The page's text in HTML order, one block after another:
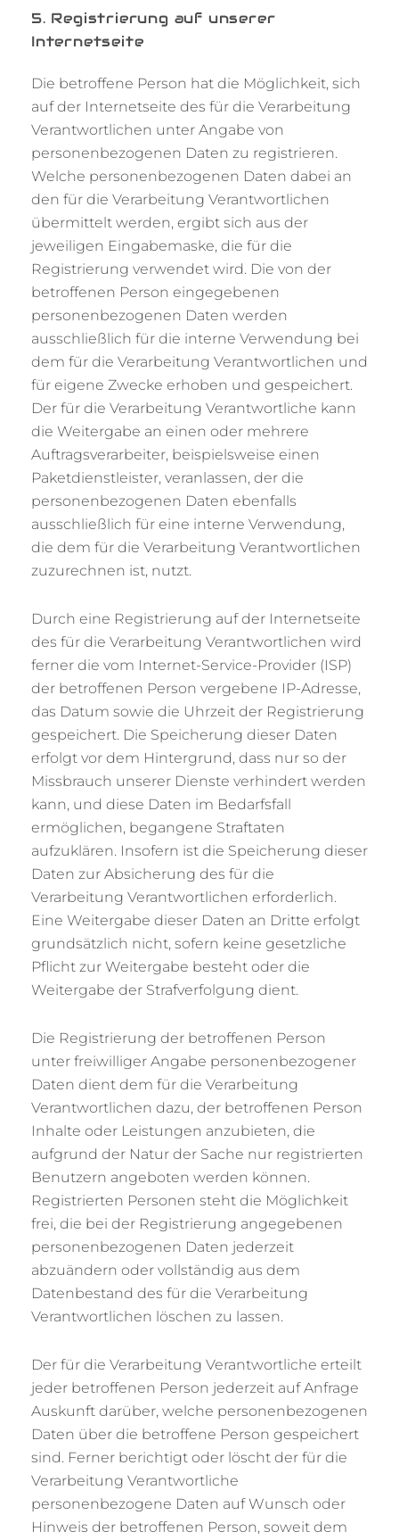
5. Registrierung auf unserer
Internetseite
Die betroffene Person hat die Möglichkeit, sich
auf der Internetseite des für die Verarbeitung
Verantwortlichen unter Angabe von
personenbezogenen Daten zu registrieren.
Welche personenbezogenen Daten dabei an
den für die Verarbeitung Verantwortlichen
übermittelt werden, ergibt sich aus der
jeweiligen Eingabemaske, die für die
Registrierung verwendet wird. Die von der
betroffenen Person eingegebenen
personenbezogenen Daten werden
ausschließlich für die interne Verwendung bei
dem für die Verarbeitung Verantwortlichen und
für eigene Zwecke erhoben und gespeichert.
Der für die Verarbeitung Verantwortliche kann
die Weitergabe an einen oder mehrere
Auftragsverarbeiter, beispielsweise einen
Paketdienstleister, veranlassen, der die
personenbezogenen Daten ebenfalls
ausschließlich für eine interne Verwendung,
die dem für die Verarbeitung Verantwortlichen
zuzurechnen ist, nutzt.
Durch eine Registrierung auf der Internetseite
des für die Verarbeitung Verantwortlichen wird
ferner die vom Internet-Service-Provider (ISP)
der betroffenen Person vergebene IP-Adresse,
das Datum sowie die Uhrzeit der Registrierung
gespeichert. Die Speicherung dieser Daten
erfolgt vor dem Hintergrund, dass nur so der
Missbrauch unserer Dienste verhindert werden
kann, und diese Daten im Bedarfsfall
ermöglichen, begangene Straftaten
aufzuklären. Insofern ist die Speicherung dieser
Daten zur Absicherung des für die
Verarbeitung Verantwortlichen erforderlich.
Eine Weitergabe dieser Daten an Dritte erfolgt
grundsätzlich nicht, sofern keine gesetzliche
Pflicht zur Weitergabe besteht oder die
Weitergabe der Strafverfolgung dient.
Die Registrierung der betroffenen Person
unter freiwilliger Angabe personenbezogener
Daten dient dem für die Verarbeitung
Verantwortlichen dazu, der betroffenen Person
Inhalte oder Leistungen anzubieten, die
aufgrund der Natur der Sache nur registrierten
Benutzern angeboten werden können.
Registrierten Personen steht die Möglichkeit
frei, die bei der Registrierung angegebenen
personenbezogenen Daten jederzeit
abzuändern oder vollständig aus dem
Datenbestand des für die Verarbeitung
Verantwortlichen löschen zu lassen.
Der für die Verarbeitung Verantwortliche erteilt
jeder betroffenen Person jederzeit auf Anfrage
Auskunft darüber, welche personenbezogenen
Daten über die betroffene Person gespeichert
sind. Ferner berichtigt oder löscht der für die
Verarbeitung Verantwortliche
personenbezogene Daten auf Wunsch oder
Hinweis der betroffenen Person, soweit dem